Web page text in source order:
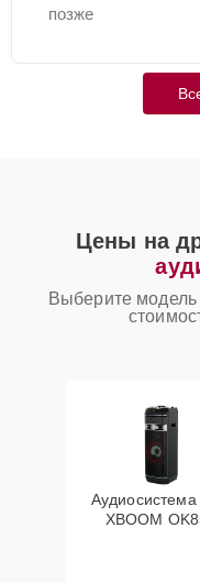
позже
Цены на
Выберите модель
Аудиосистема
XBOOM